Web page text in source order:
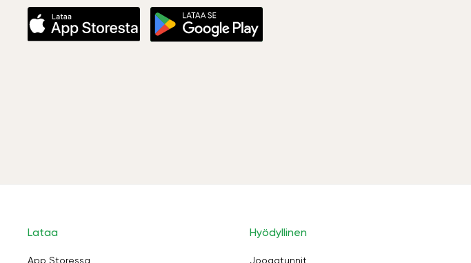
Lataa
App Storessa
Hyödyllinen
Joogatunnit